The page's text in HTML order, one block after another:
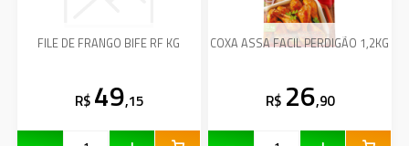
FILE DE FRANGO BIFE RF KG
R$ 49,15
COXA ASSA FACIL PERDIGÃO 1,2KG
R$ 26,90